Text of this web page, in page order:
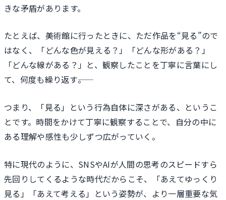
きな矛盾があります。
たとえば、美術館に行ったときに、ただ作品を“見る”ので
はなく、「どんな色が見える？」「どんな形がある？」
「どんな線がある？」と、観察したことを丁寧に言葉にし
て、何度も繰り返す――。
つまり、「見る」という行為自体に深さがある、というこ
とです。時間をかけて丁寧に観察することで、自分の中に
ある理解や感性も少しずつ広がっていく。
特に現代のように、SNSやAIが人間の思考のスピードすら
先回りしてくるような時代だからこそ、「あえてゆっくり
見る」「あえて考える」という姿勢が、より一層重要な気